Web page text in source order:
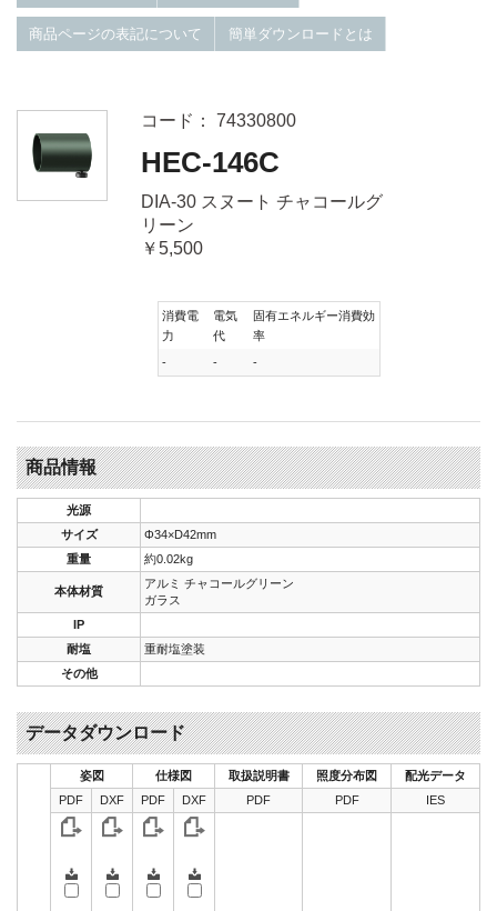
商品ページの表記について 簡単ダウンロードとは
コード： 74330800
HEC-146C
DIA-30 スヌート チャコールグ
リーン
￥5,500
消費電
力
電気
代
固有エネルギー消費効
率
-
- -
商品情報
光源
サイズ
Φ34×D42mm
重量
約0.02kg
本体材質
アルミ チャコールグリーン
ガラス
IP
耐塩
重耐塩塗装
その他
データダウンロード
姿図 仕様図 取扱説明書 照度分布図
配光データ
PDF
DXF PDF DXF PDF PDF IES